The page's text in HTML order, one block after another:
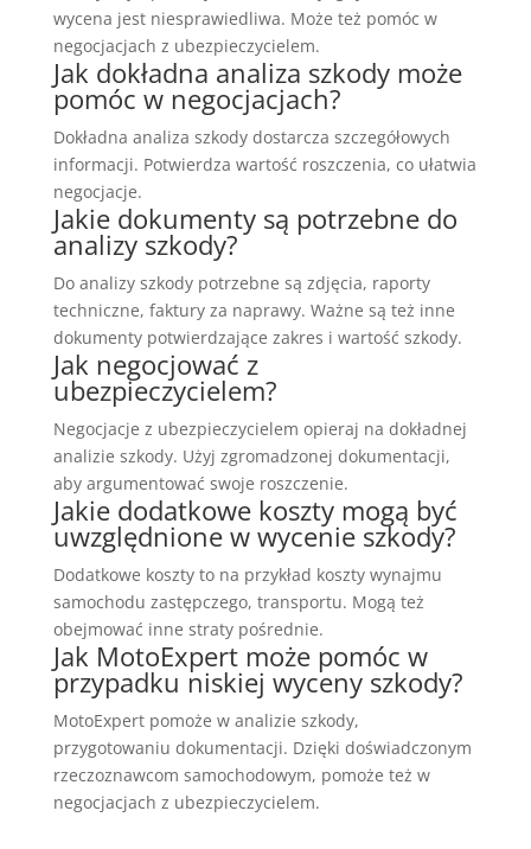
wycena jest niesprawiedliwa. Może też pomóc w
negocjacjach z ubezpieczycielem.
Jak dokładna analiza szkody może
pomóc w negocjacjach?
Dokładna analiza szkody dostarcza szczegółowych
informacji. Potwierdza wartość roszczenia, co ułatwia
negocjacje.
Jakie dokumenty są potrzebne do
analizy szkody?
Do analizy szkody potrzebne są zdjęcia, raporty
techniczne, faktury za naprawy. Ważne są też inne
dokumenty potwierdzające zakres i wartość szkody.
Jak negocjować z
ubezpieczycielem?
Negocjacje z ubezpieczycielem opieraj na dokładnej
analizie szkody. Użyj zgromadzonej dokumentacji,
aby argumentować swoje roszczenie.
Jakie dodatkowe koszty mogą być
uwzględnione w wycenie szkody?
Dodatkowe koszty to na przykład koszty wynajmu
samochodu zastępczego, transportu. Mogą też
obejmować inne straty pośrednie.
Jak MotoExpert może pomóc w
przypadku niskiej wyceny szkody?
MotoExpert pomoże w analizie szkody,
przygotowaniu dokumentacji. Dzięki doświadczonym
rzeczoznawcom samochodowym, pomoże też w
negocjacjach z ubezpieczycielem.